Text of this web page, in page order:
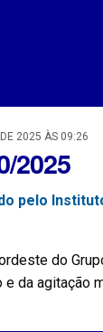
2025 ÀS 09:26
2025
pelo
do
da agitação